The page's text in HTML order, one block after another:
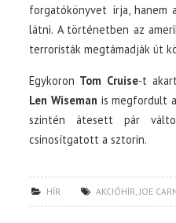
forgatókönyvet írja,
látni. A történetben az
terroristák megtámadják út
Egykoron Tom Cruise-t
Len Wiseman is megfordult
szintén átesett pár
csinosítgatott a sztorin.
HÍR AKCIÓHÍR,JOE